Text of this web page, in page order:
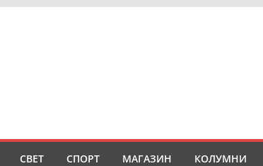
СВЕТ СПОРТ МАГАЗИН КОЛУМНИ